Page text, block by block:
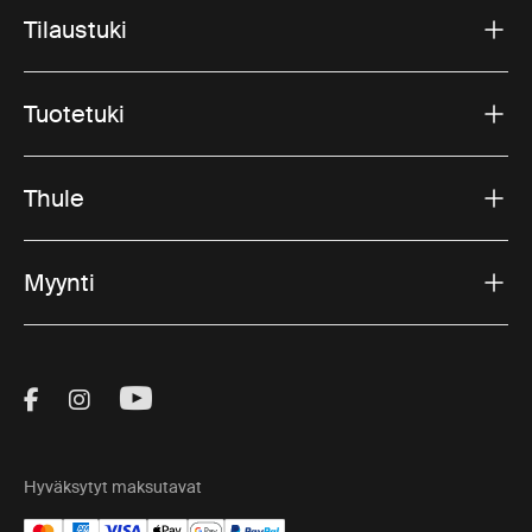
Tilaustuki
Tuotetuki
Thule
Myynti
Visit Thule on Facebook (external link)
Visit Thule on Instagram (external link)
Visit Thule on Youtube (external
Hyväksytyt maksutavat